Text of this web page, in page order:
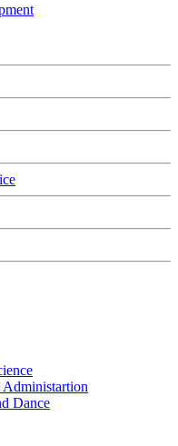
Administartion
Dance